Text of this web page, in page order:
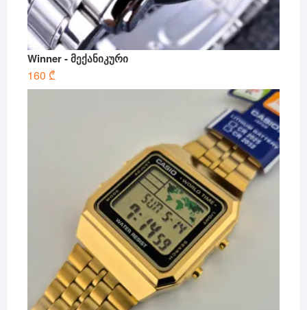
Winner - მექანიკური
160 ₾